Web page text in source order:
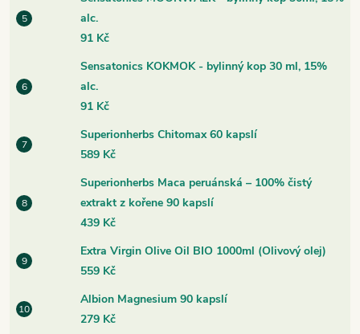
alc.
91 Kč
Sensatonics KOKMOK - bylinný kop 30 ml, 15%
alc.
91 Kč
Superionherbs Chitomax 60 kapslí
589 Kč
Superionherbs Maca peruánská – 100% čistý
extrakt z kořene 90 kapslí
439 Kč
Extra Virgin Olive Oil BIO 1000ml (Olivový olej)
559 Kč
Albion Magnesium 90 kapslí
279 Kč